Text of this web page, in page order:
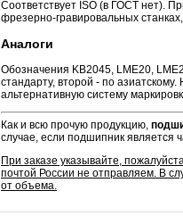
Соответствует ISO (в ГОСТ нет).
фрезерно-гравировальных
Аналоги
Обозначения KB2045, LME20,
стандарту, второй - по
альтернативную систему
Как и всю прочую продукцию,
случае, если подшипник является
При заказе указывайте,
почтой России не отправляем. В
от объема.